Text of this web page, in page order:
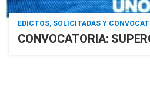
EDICTOS, SOLICITADAS Y
CONVOCATORIA: